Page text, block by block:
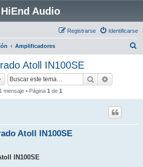
HiEnd Audio
Identificarse
Registrarse
Amplificadores
Atoll IN100SE
Buscar
1 mensaje • Página 1 de 1
Atoll IN100SE
IN100SE